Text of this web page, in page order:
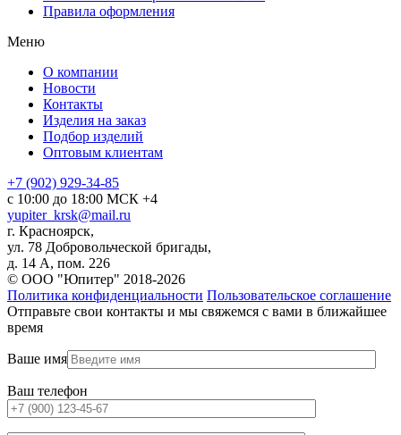
Правила оформления
Меню
О компании
Новости
Контакты
Изделия на заказ
Подбор изделий
Оптовым клиентам
+7 (902) 929-34-85
с 10:00 до 18:00 МСК +4
yupiter_krsk@mail.ru
г. Красноярск,
ул. 78 Добровольческой бригады,
д. 14 А, пом. 226
© ООО "Юпитер" 2018-2026
Политика конфиденциальности Пользовательское соглашение
Отправьте свои контакты и мы свяжемся с вами в ближайшее
время
Ваше имя
Ваш телефон